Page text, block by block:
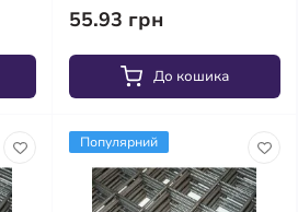
55.93 грн
До кошика
Популярний